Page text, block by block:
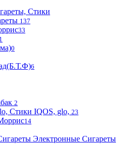
Стики
137
33
0
6
2
Стики IQOS, glo, 23
14
Электронные Сигареты